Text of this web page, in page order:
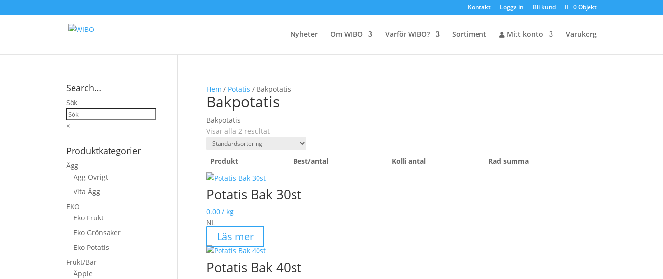
Kontakt Logga in Bli kund 0 Objekt
Nyheter Om WIBO Varför WIBO? Sortiment Mitt konto Varukorg
Hem / Potatis / Bakpotatis
Bakpotatis
Bakpotatis
Visar alla 2 resultat
Produkt Best/antal Kolli antal Rad summa
Potatis Bak 30st
0.00/ kg
NL
Läs mer
Potatis Bak 40st
Search…
Sök
×
Produktkategorier
Ägg
Ägg Övrigt
Vita Ägg
EKO
Eko Frukt
Eko Grönsaker
Eko Potatis
Frukt/Bär
Äpple